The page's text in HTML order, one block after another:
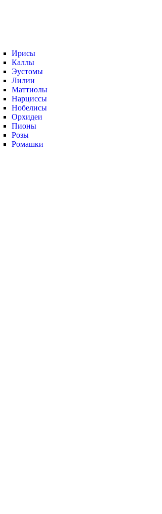
Ирисы
Каллы
Эустомы
Лилии
Маттиолы
Нарциссы
Нобелисы
Орхидеи
Пионы
Розы
Ромашки